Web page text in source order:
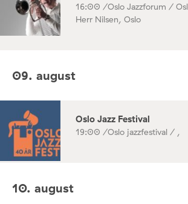
16:00 /Oslo Jazzforum /
Herr Nilsen, Oslo
09. august
Oslo Jazz Festival
19:00 /Oslo jazzfestival / ,
10. august